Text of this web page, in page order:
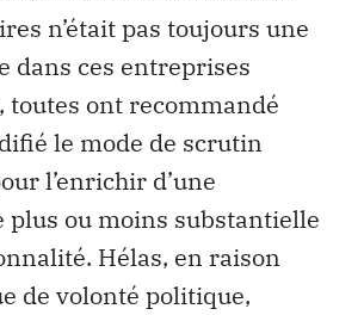
n’était pas toujours une
dans ces entreprises
toutes ont recommandé
le mode de scrutin
l’enrichir d’une
plus ou moins substantielle
Hélas, en raison
de volonté politique,